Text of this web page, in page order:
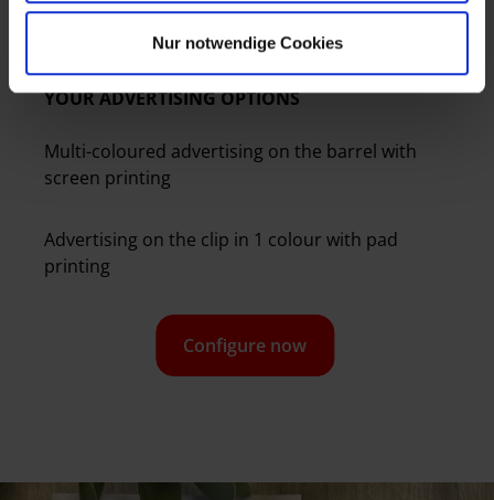
Nur notwendige Cookies
YOUR ADVERTISING OPTIONS
Multi-coloured advertising on the barrel with
screen printing
Advertising on the clip in 1 colour with pad
printing
Configure now